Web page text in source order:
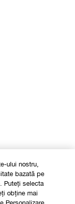
ului nostru,
bazată pe
Puteți selecta
obține mai